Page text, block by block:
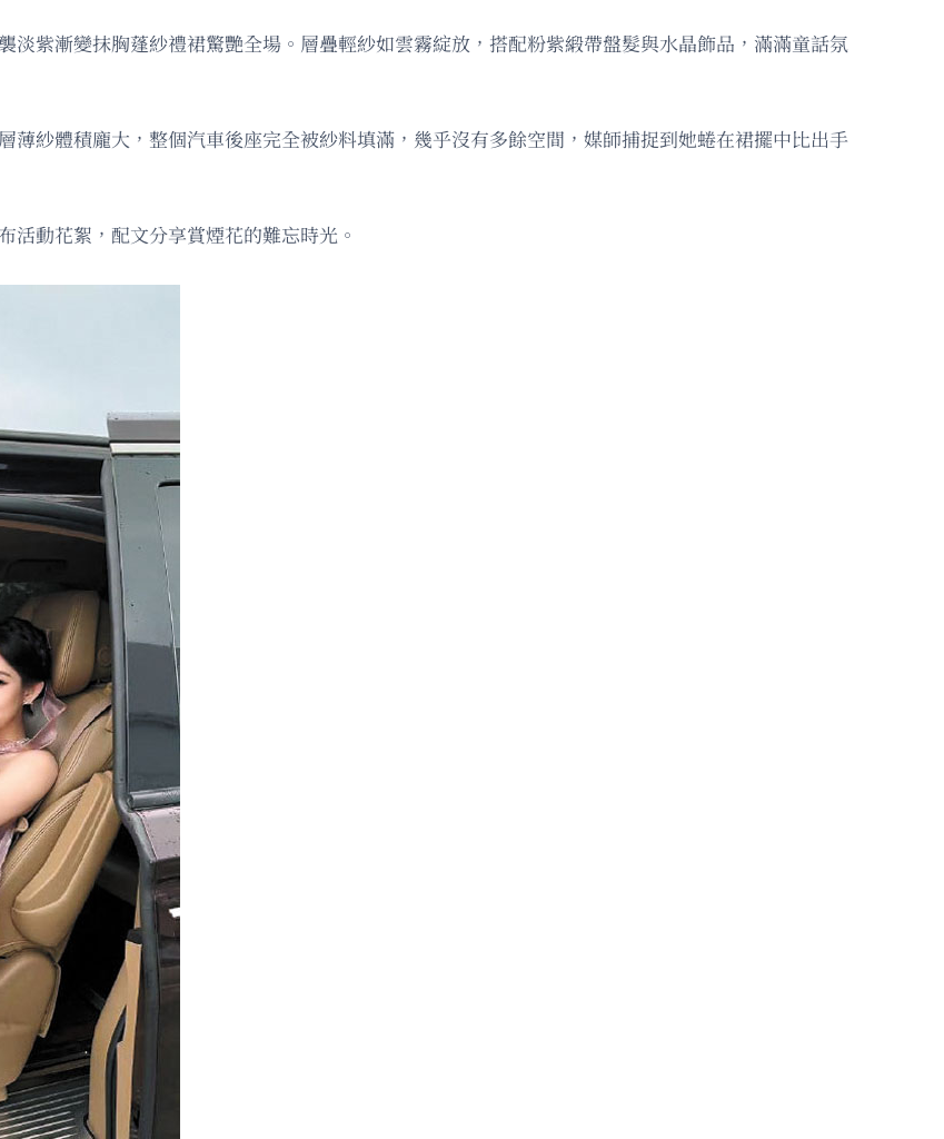
淡紫漸變抹胸蓬紗禮裙驚艷全場。層疊輕紗如雲霧綻放，搭配粉紫緞帶盤髮與水晶飾品，滿滿童話氛
薄紗體積龐大，整個汽車後座完全被紗料填滿，幾乎沒有多餘空間，媒師捕捉到她蜷在裙擺中比出手
活動花絮，配文分享賞煙花的難忘時光。